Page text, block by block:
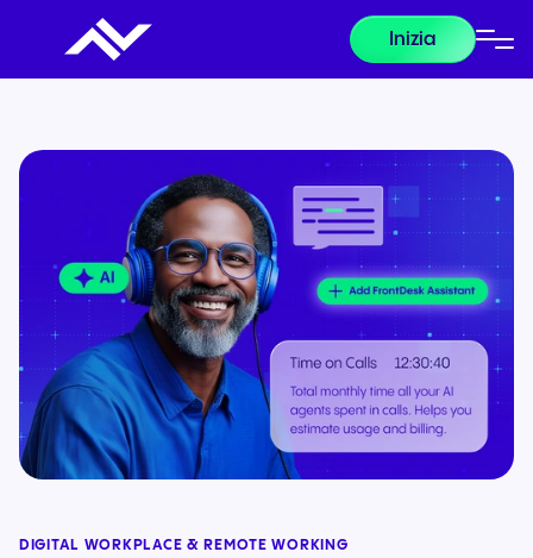
Inizia
DIGITAL WORKPLACE & REMOTE WORKING